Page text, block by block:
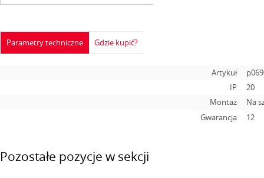
Parametry techniczne
Artykuł
IP
20
Montaż
Na
Gwarancja
12
Gdzie kupić?
Pozostałe pozycje w sekcji